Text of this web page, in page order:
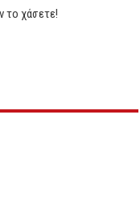
το χάσετε!